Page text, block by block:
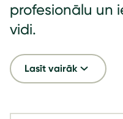
profesionālu un
vidi.
Lasīt vairāk